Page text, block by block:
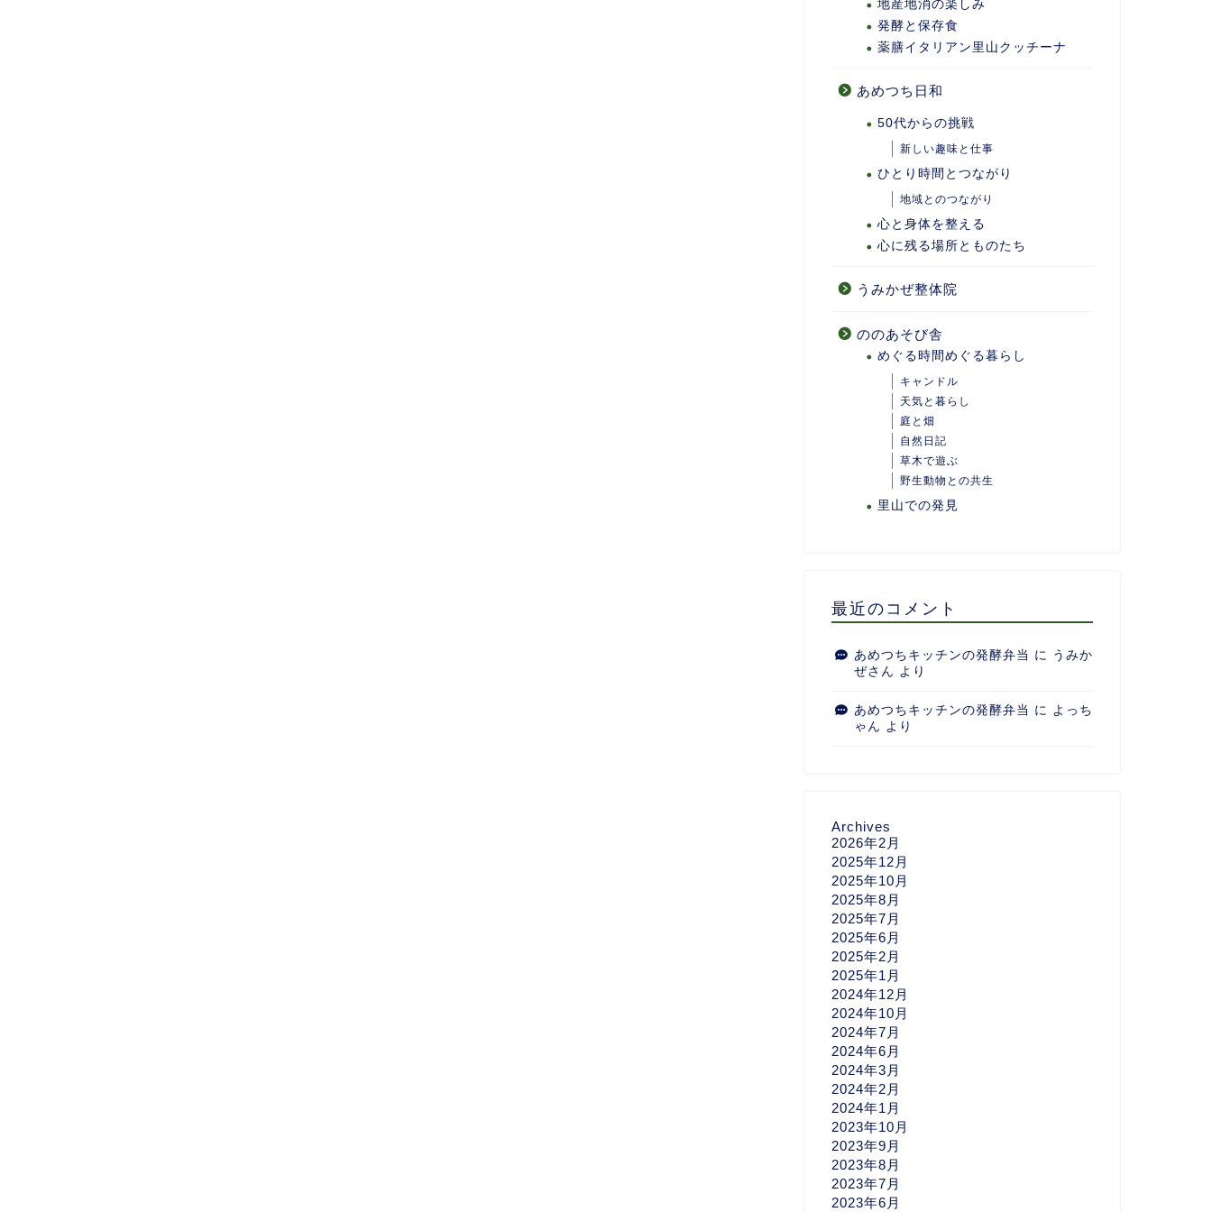
地産地消の楽しみ
発酵と保存食
薬膳イタリアン里山クッチーナ
あめつち日和
50代からの挑戦
新しい趣味と仕事
ひとり時間とつながり
地域とのつながり
心と身体を整える
心に残る場所とものたち
うみかぜ整体院
ののあそび舎
めぐる時間めぐる暮らし
キャンドル
天気と暮らし
庭と畑
自然日記
草木で遊ぶ
野生動物との共生
里山での発見
最近のコメント
あめつちキッチンの発酵弁当 に うみか
ぜさん より
あめつちキッチンの発酵弁当 に よっち
ゃん より
Archives
2026年2月
2025年12月
2025年10月
2025年8月
2025年7月
2025年6月
2025年2月
2025年1月
2024年12月
2024年10月
2024年7月
2024年6月
2024年3月
2024年2月
2024年1月
2023年10月
2023年9月
2023年8月
2023年7月
2023年6月